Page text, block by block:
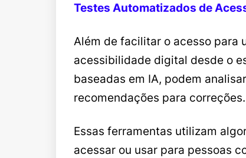
Testes Automatizados de
Além de facilitar o acesso para
acessibilidade digital desde o
baseadas em IA, podem
recomendações para correções.
Essas ferramentas utilizam
acessar ou usar para pessoas